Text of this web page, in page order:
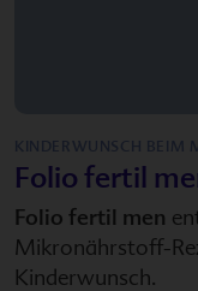
KINDERWUNSCH BEIM
Folio fertil
Folio fertil men
Mikronährstoff-
Kinderwunsch.